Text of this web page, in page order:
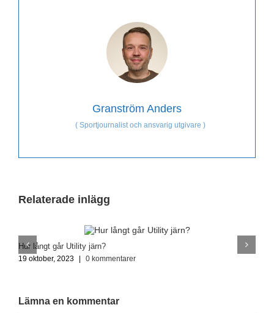
Granström Anders
(Sportjournalist och ansvarig utgivare )
Relaterade inlägg
Hur långt går Utility järn?
19 oktober, 2023 0 kommentarer
Lämna en kommentar